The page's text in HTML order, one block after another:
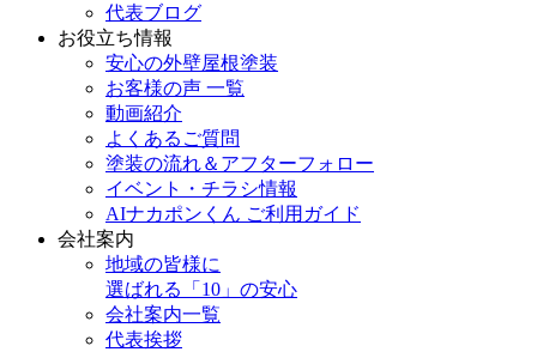
代表ブログ
お役立ち情報
安心の外壁屋根塗装
お客様の声 一覧
動画紹介
よくあるご質問
塗装の流れ＆アフターフォロー
イベント・チラシ情報
AIナカポンくん ご利用ガイド
会社案内
地域の皆様に
選ばれる「10」の安心
会社案内一覧
代表挨拶